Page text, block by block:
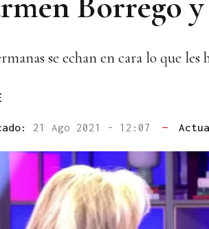
se echan en cara lo que
21 Ago 2021 - 12:07 —